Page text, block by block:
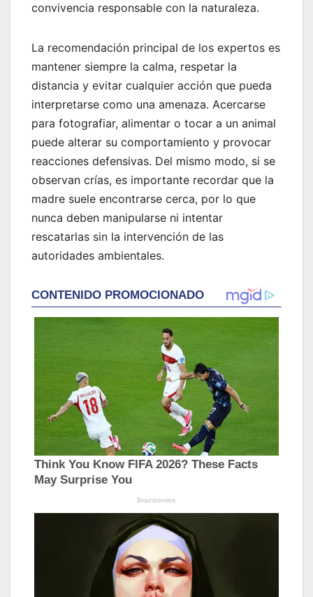
convivencia responsable con la naturaleza.
La recomendación principal de los expertos es
mantener siempre la calma, respetar la
distancia y evitar cualquier acción que pueda
interpretarse como una amenaza. Acercarse
para fotografiar, alimentar o tocar a un animal
puede alterar su comportamiento y provocar
reacciones defensivas. Del mismo modo, si se
observan crías, es importante recordar que la
madre suele encontrarse cerca, por lo que
nunca deben manipularse ni intentar
rescatarlas sin la intervención de las
autoridades ambientales.